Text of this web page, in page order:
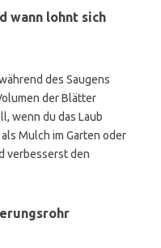
wann lohnt sich
des Saugens
der Blätter
wenn du das Laub
Mulch im Garten oder
verbesserst den